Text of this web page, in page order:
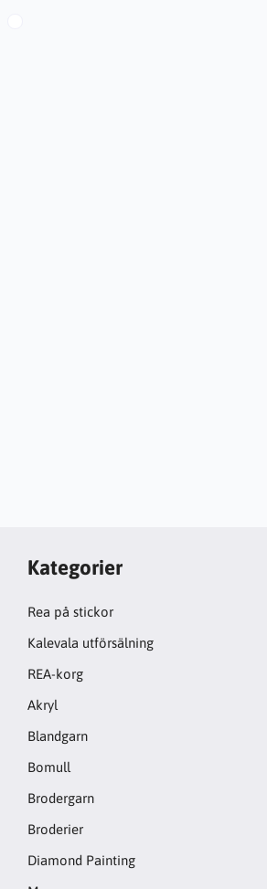
Kategorier
Rea på stickor
Kalevala utförsälning
REA-korg
Akryl
Blandgarn
Bomull
Brodergarn
Broderier
Diamond Painting